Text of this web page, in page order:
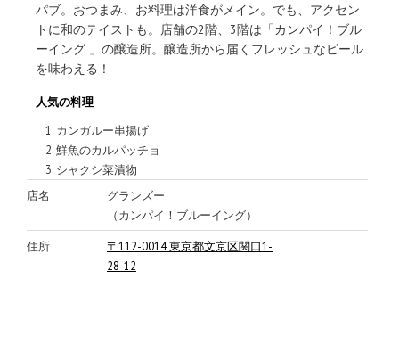
パブ。おつまみ、お料理は洋食がメイン。でも、アクセン
トに和のテイストも。店舗の2階、3階は「カンパイ！ブル
ーイング 」の醸造所。醸造所から届くフレッシュなビール
を味わえる！
人気の料理
カンガルー串揚げ
鮮魚のカルパッチョ
シャクシ菜漬物
店名
グランズー
（カンパイ！ブルーイング）
住所
〒112-0014 東京都文京区関口1-
28-12